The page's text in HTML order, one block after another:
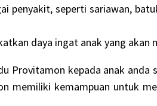
penyakit, seperti sariawan,
daya ingat anak yang
Provitamon kepada anak anda
memiliki kemampuan untuk